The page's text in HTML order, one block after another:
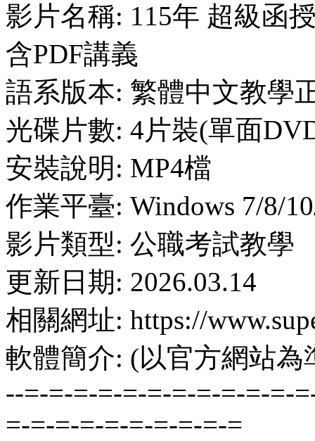
影片名稱: 115年 超級函
含PDF講義
語系版本: 繁體中文教學
光碟片數: 4片裝(單面
安裝說明: MP4檔
作業平臺: Windows 7/8/
影片類型: 公職考試教學
更新日期: 2026.03.14
相關網址: https://
軟體簡介: (以官方網站為
--=-=-=-=-=-=-=-=-=-=-=-
=-=-=-=-=-=-=-=-=-=